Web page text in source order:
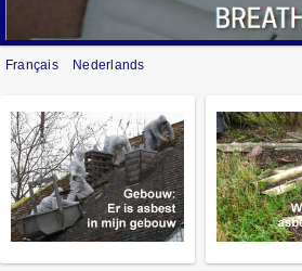
Français Nederlands